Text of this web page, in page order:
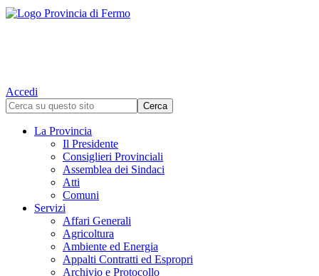
Accedi
La Provincia
Il Presidente
Consiglieri Provinciali
Assemblea dei Sindaci
Atti
Comuni
Servizi
Affari Generali
Agricoltura
Ambiente ed Energia
Appalti Contratti ed Espropri
Archivio e Protocollo